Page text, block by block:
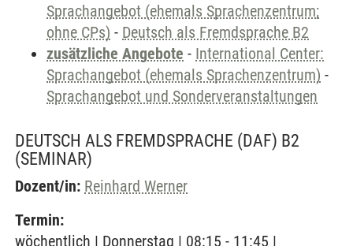
Sprachangebot (ehemals Sprachenzentrum;
ohne CPs) - Deutsch als Fremdsprache B2
zusätzliche Angebote - International Center:
Sprachangebot (ehemals Sprachenzentrum) -
Sprachangebot und Sonderveranstaltungen
DEUTSCH ALS FREMDSPRACHE (DAF) B2
(SEMINAR)
Dozent/in: Reinhard Werner
Termin:
wöchentlich | Donnerstag | 08:15 - 11:45 |